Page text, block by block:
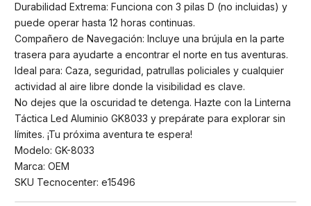
Durabilidad Extrema: Funciona con 3 pilas D (no incluidas) y
puede operar hasta 12 horas continuas.
Compañero de Navegación: Incluye una brújula en la parte
trasera para ayudarte a encontrar el norte en tus aventuras.
Ideal para: Caza, seguridad, patrullas policiales y cualquier
actividad al aire libre donde la visibilidad es clave.
No dejes que la oscuridad te detenga. Hazte con la Linterna
Táctica Led Aluminio GK8033 y prepárate para explorar sin
límites. ¡Tu próxima aventura te espera!
Modelo: GK-8033
Marca: OEM
SKU Tecnocenter: e15496